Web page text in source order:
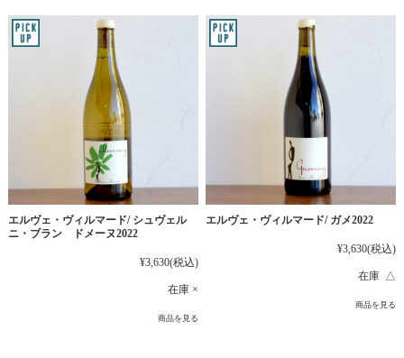
エルヴェ・ヴィルマード/ シュヴェル
ニ・ブラン ドメーヌ2022
¥3,630(税込)
在庫 ×
商品を見る
エルヴェ・ヴィルマード/ ガメ2022
¥3,630(税込)
在庫 △
商品を見る